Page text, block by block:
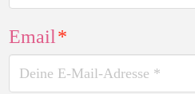
Email*